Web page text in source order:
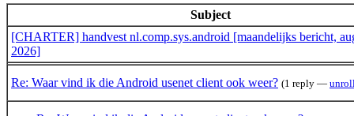
Subject
[CHARTER] handvest nl.comp.sys.android [maandelijks bericht,
2026]
Re: Waar vind ik die Android usenet client ook weer? (1 reply —